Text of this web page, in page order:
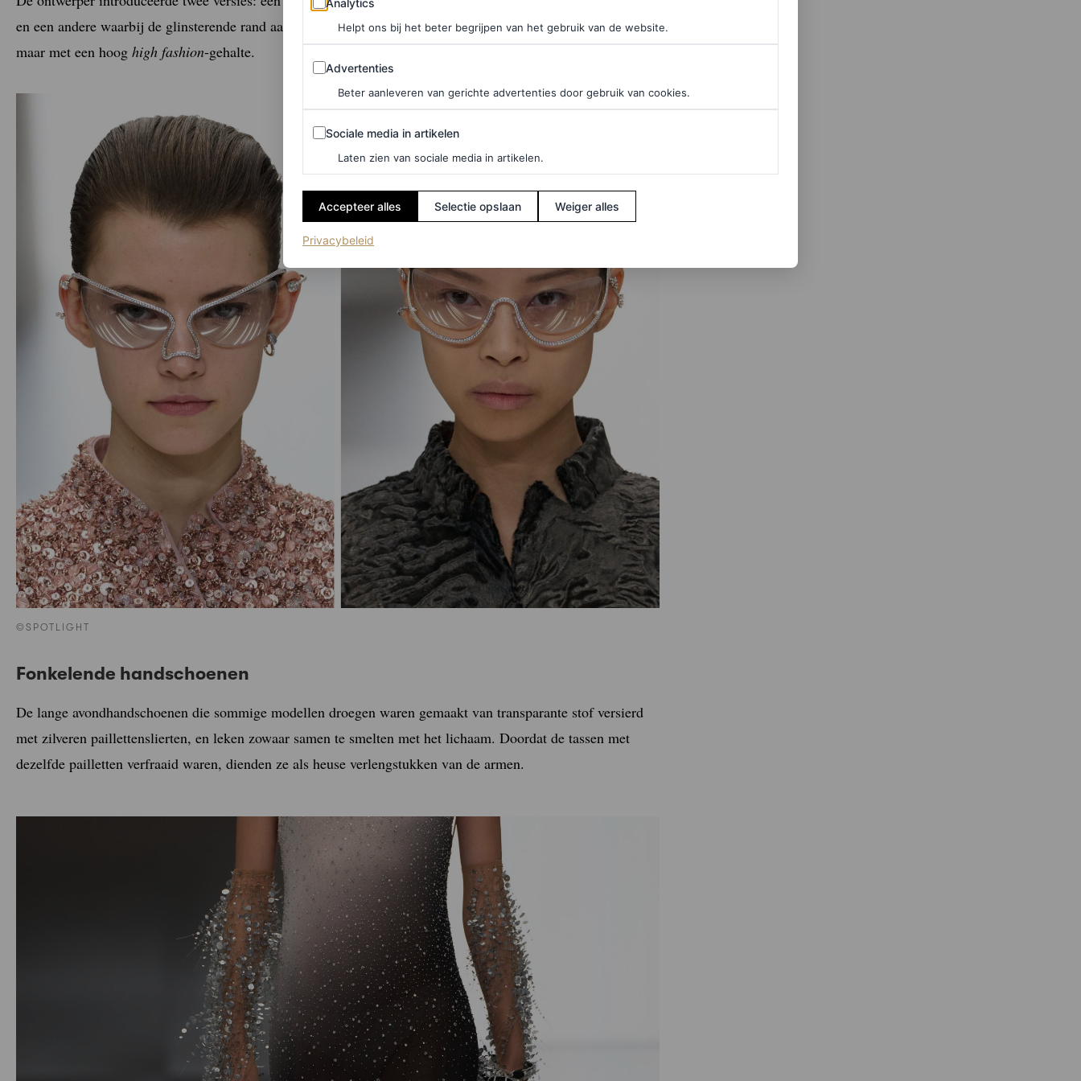
en een andere waarbij de glinsterende rand aan de onderkant van de bril zit met een hoge neusbrug. Y2K,
maar met een hoog high fashion-gehalte.
©SPOTLIGHT
Fonkelende handschoenen
De lange avondhandschoenen die sommige modellen droegen waren gemaakt van transparante stof versierd
met zilveren paillettenslierten, en leken zowaar samen te smelten met het lichaam. Doordat de tassen met
dezelfde pailletten verfraaid waren, dienden ze als heuse verlengstukken van de armen.
Helpt ons bij het beter begrijpen van het gebruik van de website.
Advertenties
Advertenties
Beter aanleveren van gerichte advertenties door gebruik van cookies.
Sociale media in artikelen
Sociale media in artikelen
Laten zien van sociale media in artikelen.
Accepteer alles Selectie opslaan Weiger alles
Privacybeleid